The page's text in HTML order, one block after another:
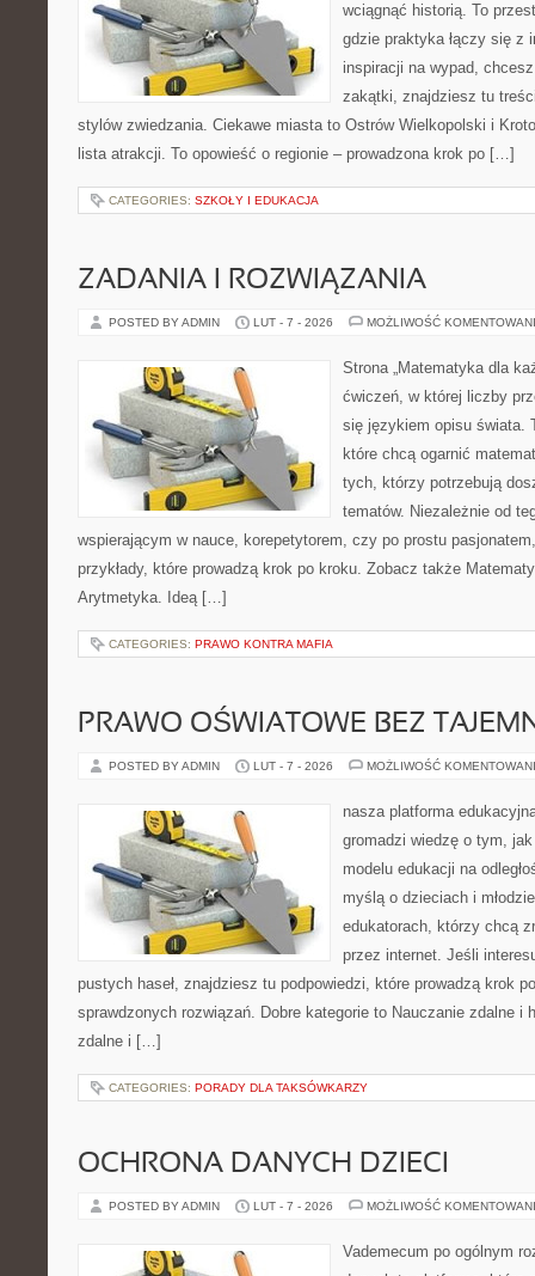
wciągnąć historią. To
gdzie praktyka łączy się z
inspiracji na wypad,
zakątki, znajdziesz tu
stylów zwiedzania. Ciekawe miasta to Ostrów Wielkopolski i
lista atrakcji. To opowieść o regionie – prowadzona krok po […]
CATEGORIES: SZKOŁY I EDUKACJA
ZADANIA I ROZWIĄZANIA
POSTED BY ADMIN LUT - 7 - 2026 MOŻLIWOŚĆ
Strona „Matematyka dla
ćwiczeń, w której liczby
się językiem opisu świata.
które chcą ogarnić
tych, którzy potrzebują
tematów. Niezależnie od
wspierającym w nauce, korepetytorem, czy po prostu
przykłady, które prowadzą krok po kroku. Zobacz także
Arytmetyka. Ideą […]
CATEGORIES: PRAWO KONTRA MAFIA
PRAWO OŚWIATOWE BEZ
POSTED BY ADMIN LUT - 7 - 2026 MOŻLIWOŚĆ
nasza platforma
gromadzi wiedzę o tym,
modelu edukacji na
myślą o dzieciach i
edukatorach, którzy chcą
przez internet. Jeśli
pustych haseł, znajdziesz tu podpowiedzi, które prowadzą krok
sprawdzonych rozwiązań. Dobre kategorie to Nauczanie zdalne i
zdalne i […]
CATEGORIES: PORADY DLA TAKSÓWKARZY
OCHRONA DANYCH DZIECI
POSTED BY ADMIN LUT - 7 - 2026 MOŻLIWOŚĆ
Vademecum po ogólnym